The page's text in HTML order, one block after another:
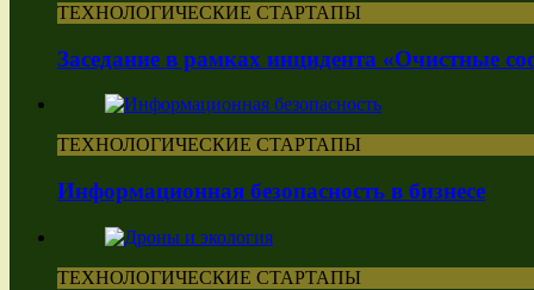
ТЕХНОЛОГИЧЕСКИЕ СТАРТАПЫ
Заседание в рамках инцидента «Очистные
ТЕХНОЛОГИЧЕСКИЕ СТАРТАПЫ
Информационная безопасность в бизнесе
ТЕХНОЛОГИЧЕСКИЕ СТАРТАПЫ